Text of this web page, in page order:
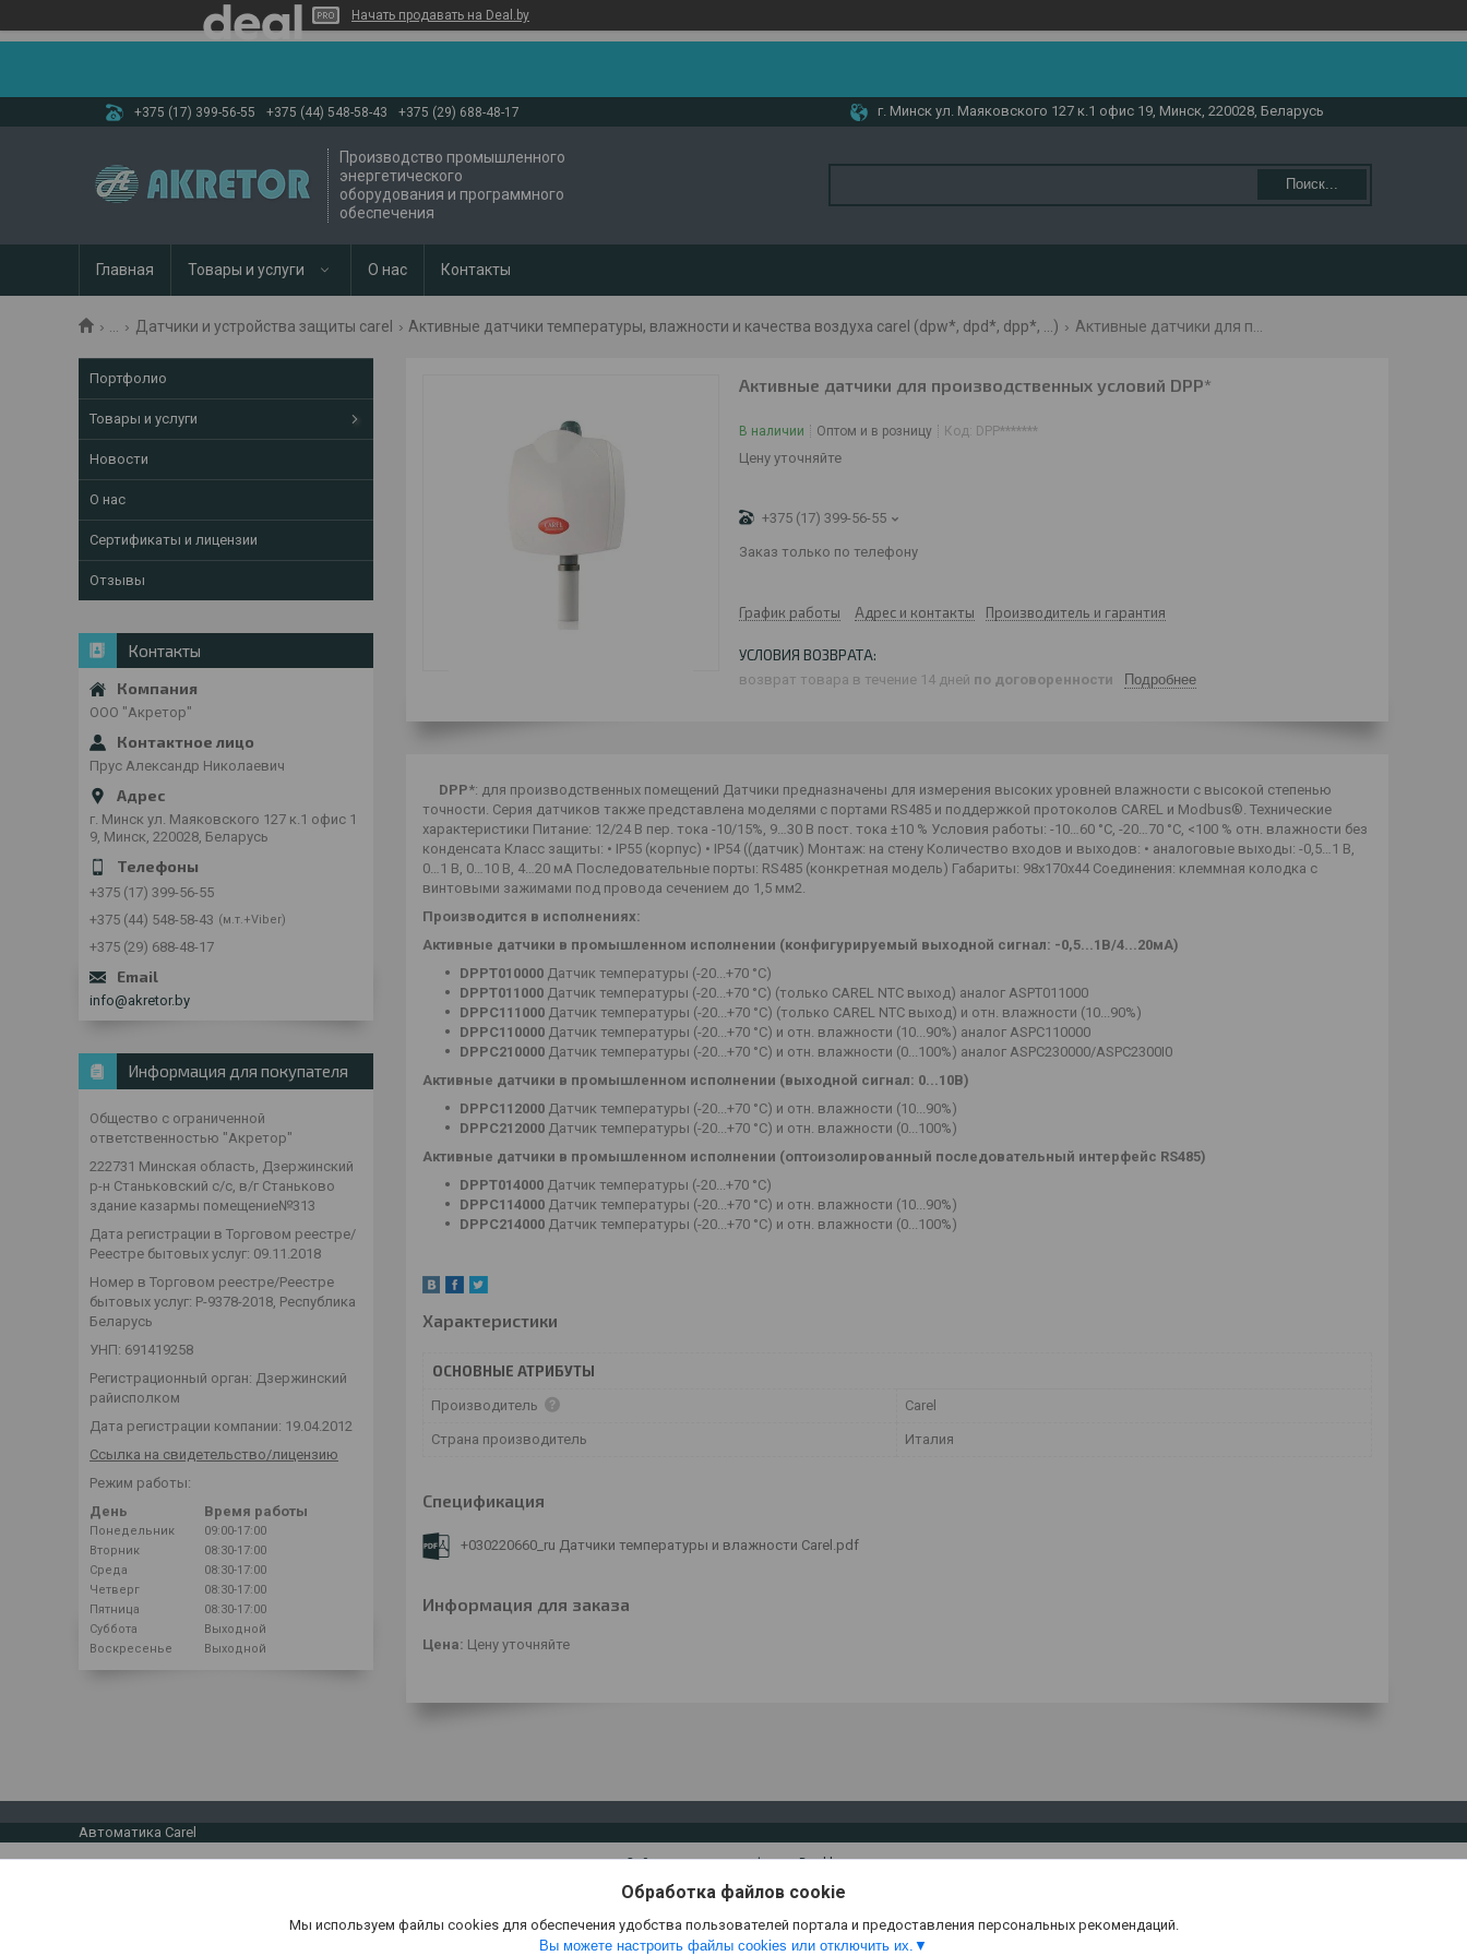
Начать продавать на Deal.by
+375 (17) 399-56-55 +375 (44) 548-58-43 +375 (29) 688-48-17 г. Минск ул. Маяковского 127 к.1 офис 19, Минск, 220028, Беларусь
Производство промышленного
энергетического
оборудования и программного
обеспечения
Поиск...
Главная Товары и услуги О нас Контакты
Датчики и устройства защиты carel Активные датчики температуры, влажности и качества воздуха carel (dpw*, dpd*, dpp*, ...)
Активные датчики для производственных условий DPP*
В наличии Оптом и в розницу Код: DPP*******
Цену уточняйте
+375 (17) 399-56-55
Заказ только по телефону
График работы Адрес и контакты Производитель и гарантия
возврат товара в течение 14 дней по договоренности Подробнее
DPP*: для производственных помещений Датчики предназначены для измерения высоких уровней влажности с высокой степенью
точности. Серия датчиков также представлена моделями с портами RS485 и поддержкой протоколов CAREL и Modbus®. Технические
характеристики Питание: 12/24 В пер. тока -10/15%, 9…30 В пост. тока ±10 % Условия работы: -10…60 °C, -20…70 °C, <100 % отн. влажности без
конденсата Класс защиты: • IP55 (корпус) • IP54 ((датчик) Монтаж: на стену Количество входов и выходов: • аналоговые выходы: -0,5…1 В,
0…1 В, 0…10 В, 4…20 мА Последовательные порты: RS485 (конкретная модель) Габариты: 98x170x44 Соединения: клеммная колодка с
винтовыми зажимами под провода сечением до 1,5 мм2.
Производится в исполнениях:
Активные датчики в промышленном исполнении (конфигурируемый выходной сигнал: -0,5...1В/4...20мА)
DPPT010000 Датчик температуры (-20...+70 °C)
DPPT011000 Датчик температуры (-20...+70 °C) (только CAREL NTC выход) аналог ASPT011000
DPPC111000 Датчик температуры (-20...+70 °C) (только CAREL NTC выход) и отн. влажности (10...90%)
DPPC110000 Датчик температуры (-20...+70 °C) и отн. влажности (10...90%) аналог ASPC110000
DPPC210000 Датчик температуры (-20...+70 °C) и отн. влажности (0...100%) аналог ASPC230000/ASPC2300I0
Активные датчики в промышленном исполнении (выходной сигнал: 0...10В)
DPPC112000 Датчик температуры (-20...+70 °C) и отн. влажности (10...90%)
DPPC212000 Датчик температуры (-20...+70 °C) и отн. влажности (0...100%)
Активные датчики в промышленном исполнении (оптоизолированный последовательный интерфейс RS485)
DPPT014000 Датчик температуры (-20...+70 °C)
DPPC114000 Датчик температуры (-20...+70 °C) и отн. влажности (10...90%)
DPPC214000 Датчик температуры (-20...+70 °C) и отн. влажности (0...100%)
Характеристики
ОСНОВНЫЕ АТРИБУТЫ
Производитель Carel
Страна производитель Италия
Спецификация
+030220660_ru Датчики температуры и влажности Carel.pdf
Информация для заказа
Цена: Цену уточняйте
Портфолио
Товары и услуги
Новости
О нас
Сертификаты и лицензии
Отзывы
Контакты
ООО "Акретор"
Прус Александр Николаевич
г. Минск ул. Маяковского 127 к.1 офис 1
9, Минск, 220028, Беларусь
+375 (17) 399-56-55
+375 (44) 548-58-43
м.т.+Viber
+375 (29) 688-48-17
info@akretor.by
Информация для покупателя
Общество с ограниченной
ответственностью "Акретор"
222731 Минская область, Дзержинский
р-н Станьковский с/c, в/г Станьково
здание казармы помещение№313
Дата регистрации в Торговом реестре/
Реестре бытовых услуг: 09.11.2018
Номер в Торговом реестре/Реестре
бытовых услуг: P-9378-2018, Республика
Беларусь
УНП: 691419258
Регистрационный орган: Дзержинский
райисполком
Дата регистрации компании: 19.04.2012
Ссылка на свидетельство/лицензию
Режим работы:
День
Время работы
Понедельник
09:00-17:00
Вторник
08:30-17:00
Среда
08:30-17:00
Четверг
08:30-17:00
Пятница
08:30-17:00
Суббота
Выходной
Воскресенье
Выходной
Автоматика Carel
Сайт создан на платформе Deal.by
Политика обработки файлов cookies
Обработка файлов cookie
Мы используем файлы cookies для обеспечения удобства пользователей портала и предоставления персональных рекомендаций.
Вы можете настроить файлы cookies или отключить их.
ООО "Акретор" |Пожаловаться на контент
Select Language ▼